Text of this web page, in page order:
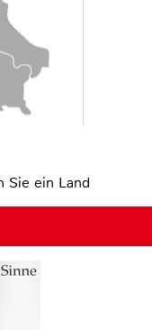
Sie ein Land